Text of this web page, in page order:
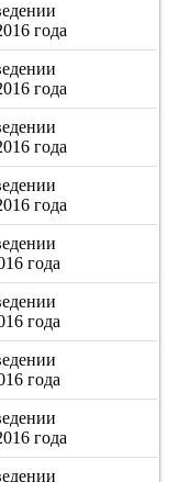
года
года
года
года
года
года
года
года